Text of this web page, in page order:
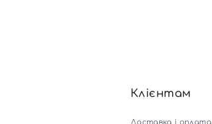
Клієнтам
Доставка і оплата